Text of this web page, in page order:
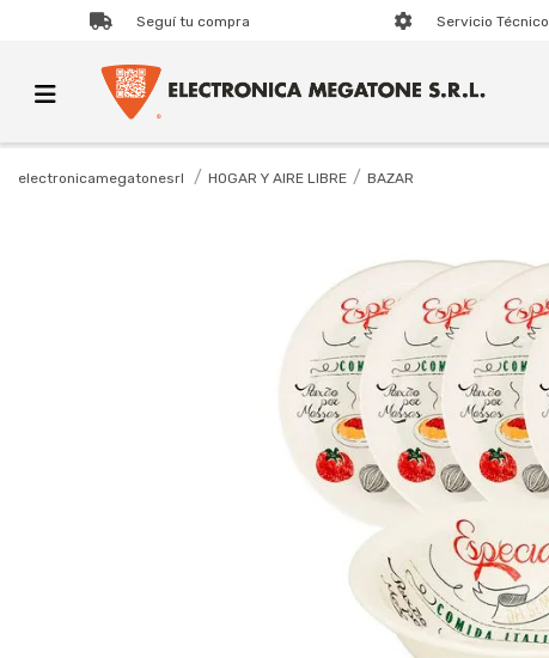
Seguí tu compra Servicio Técnico
electronicamegatonesrl HOGAR Y AIRE LIBRE BAZAR